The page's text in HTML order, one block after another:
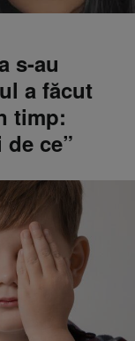
s-au
a făcut
timp:
ce”